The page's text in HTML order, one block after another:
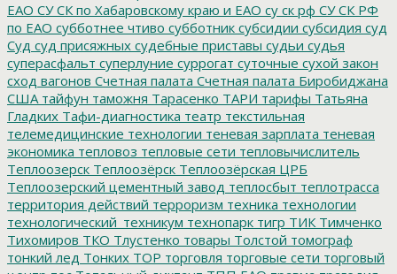
ЕАО СУ СК по Хабаровскому краю и ЕАО су ск рф СУ СК РФ
по ЕАО субботнее чтиво субботник субсидии субсидия суд
Суд суд присяжных судебные приставы судьи судья
суперасфальт суперлуние суррогат суточные сухой закон
сход вагонов Счетная палата Счетная палата Биробиджана
США тайфун таможня Тарасенко ТАРИ тарифы Татьяна
Гладких Тафи-диагностика театр текстильная
телемедицинские технологии теневая зарплата теневая
экономика тепловоз тепловые сети тепловычислитель
Теплоозерск Теплоозёрск Теплоозёрская ЦРБ
Теплоозерский цементный завод теплосбыт теплотрасса
территория действий терроризм техника технологии
технологический_техникум технопарк тигр ТИК Тимченко
Тихомиров ТКО Тлустенко товары Толстой томограф
тонкий лед Тонких ТОР торговля торговые сети торговый